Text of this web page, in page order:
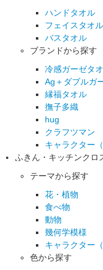
ハンドタオル
フェイスタオル
バスタオル
ブランドから探す
冷感ガーゼタ
Ag＋ダブルガ
縁福タオル
撫子多織
hug
クラフツマン
キャラクター
ふきん・キッチンクロ
テーマから探す
花・植物
食べ物
動物
幾何学模様
キャラクター
色から探す